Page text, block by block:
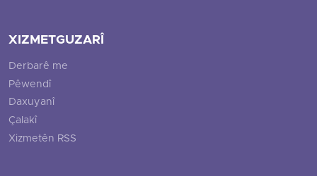
XIZMETGUZARÎ
Derbarê me
Pêwendî
Daxuyanî
Çalakî
Xizmetên RSS